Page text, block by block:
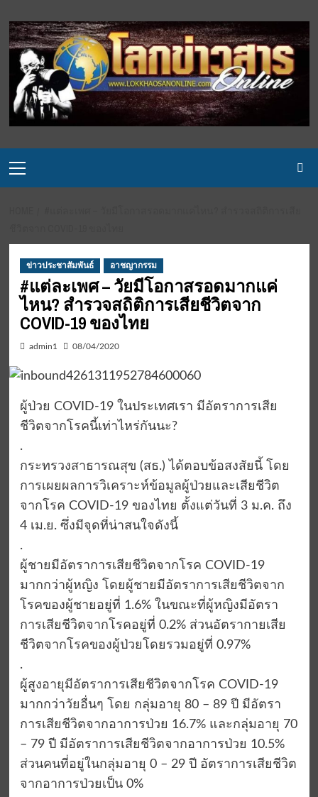
to
content
Menu
ข่าวประชาสัมพันธ์ อาชญากรรม
#แต่ละเพศ – วัยมีโอกาสรอดมากแค่
ไหน? สำรวจสถิติการเสียชีวิตจาก
COVID-19 ของไทย
admin1 08/04/2020
ผู้ป่วย COVID-19 ในประเทศเรา มีอัตราการเสีย
ชีวิตจากโรคนี้เท่าไหร่กันนะ?
.
กระทรวงสาธารณสุข (สธ.) ได้ตอบข้อสงสัยนี้ โดย
การเผยผลการวิเคราะห์ข้อมูลผู้ป่วยและเสียชีวิต
จากโรค COVID-19 ของไทย ตั้งแต่วันที่ 3 ม.ค. ถึง
4 เม.ย. ซึ่งมีจุดที่น่าสนใจดังนี้
.
ผู้ชายมีอัตราการเสียชีวิตจากโรค COVID-19
มากกว่าผู้หญิง โดยผู้ชายมีอัตราการเสียชีวิตจาก
โรคของผู้ชายอยู่ที่ 1.6% ในขณะที่ผู้หญิงมีอัตรา
การเสียชีวิตจากโรคอยู่ที่ 0.2% ส่วนอัตรากายเสีย
ชีวิตจากโรคของผู้ป่วยโดยรวมอยู่ที่ 0.97%
.
ผู้สูงอายุมีอัตราการเสียชีวิตจากโรค COVID-19
มากกว่าวัยอื่นๆ โดย กลุ่มอายุ 80 – 89 ปี มีอัตรา
การเสียชีวิตจากอาการป่วย 16.7% และกลุ่มอายุ 70
– 79 ปี มีอัตราการเสียชีวิตจากอาการป่วย 10.5%
ส่วนคนที่อยู่ในกลุ่มอายุ 0 – 29 ปี อัตราการเสียชีวิต
จากอาการป่วยเป็น 0%